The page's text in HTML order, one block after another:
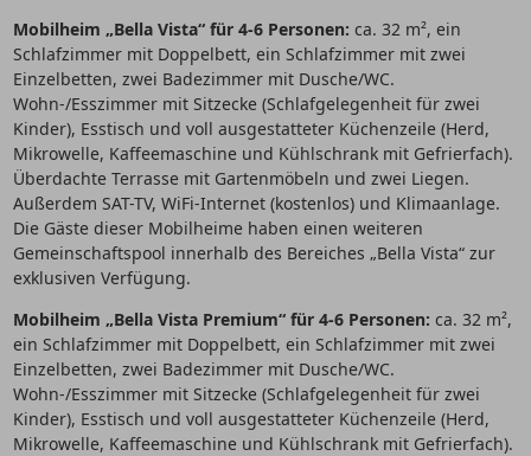
Mobilheim „Bella Vista“ für 4-6 Personen: ca. 32 m², ein
Schlafzimmer mit Doppelbett, ein Schlafzimmer mit zwei
Einzelbetten, zwei Badezimmer mit Dusche/WC.
Wohn-/Esszimmer mit Sitzecke (Schlafgelegenheit für zwei
Kinder), Esstisch und voll ausgestatteter Küchenzeile (Herd,
Mikrowelle, Kaffeemaschine und Kühlschrank mit Gefrierfach).
Überdachte Terrasse mit Gartenmöbeln und zwei Liegen.
Außerdem SAT-TV, WiFi-Internet (kostenlos) und Klimaanlage.
Die Gäste dieser Mobilheime haben einen weiteren
Gemeinschaftspool innerhalb des Bereiches „Bella Vista“ zur
exklusiven Verfügung.
Mobilheim „Bella Vista Premium“ für 4-6 Personen: ca. 32 m²,
ein Schlafzimmer mit Doppelbett, ein Schlafzimmer mit zwei
Einzelbetten, zwei Badezimmer mit Dusche/WC.
Wohn-/Esszimmer mit Sitzecke (Schlafgelegenheit für zwei
Kinder), Esstisch und voll ausgestatteter Küchenzeile (Herd,
Mikrowelle, Kaffeemaschine und Kühlschrank mit Gefrierfach).